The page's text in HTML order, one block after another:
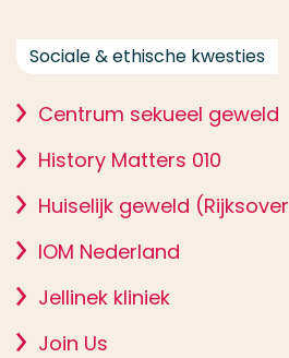
Sociale & ethische kwesties
Centrum sekueel geweld
History Matters 010
Huiselijk geweld
IOM Nederland
Jellinek kliniek
Join Us